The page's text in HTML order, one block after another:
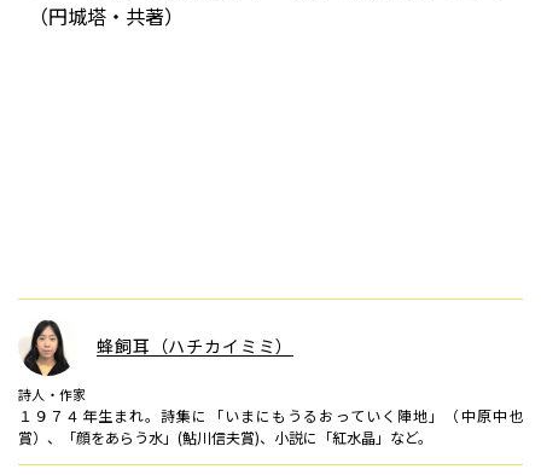
（円城塔・共著）
蜂飼耳（ハチカイミミ）
詩人・作家
１９７４年生まれ。詩集に「いまにもうるおっていく陣地」（中原中也
賞）、「顔をあらう水」(鮎川信夫賞)、小説に「紅水晶」など。